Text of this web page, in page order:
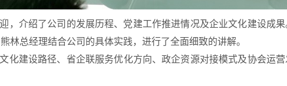
，介绍了公司的发展历程、党建工作推进情况及企业文化建设成
林总经理结合公司的具体实践， 进行了全面细致的讲解。
化建设路径、省企联服务优化方向、政企资源对接模式及协会运